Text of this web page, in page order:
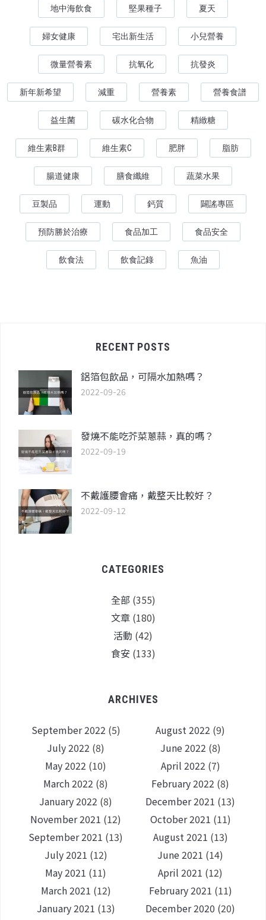
地中海飲食 堅果種子 夏天
婦女健康 宅出新生活 小兒營養
微量營養素 抗氧化 抗發炎
新年新希望 減重 營養素 營養食譜
益生菌 碳水化合物 精緻糖
維生素B群 維生素C 肥胖 脂肪
腸道健康 膳食纖維 蔬菜水果
豆製品 運動 鈣質 闢謠專區
預防勝於治療 食品加工 食品安全
飲食法 飲食記錄 魚油
RECENT POSTS
鋁箔包飲品，可隔水加熱嗎？
2022-09-26
發燒不能吃芥菜蔥蒜，真的嗎？
2022-09-19
不戴護腰會痛，戴整天比較好？
2022-09-12
CATEGORIES
全部 (355)
文章(180)
活動 (42)
食安 (133)
ARCHIVES
September 2022 (5) August 2022 (9)
July 2022 (8) June 2022 (8)
May 2022 (10) April 2022 (7)
March 2022 (8) February 2022 (8)
January 2022 (8) December 2021 (13)
November 2021 (12) October 2021 (11)
September 2021 (13) August 2021 (13)
July 2021 (12) June 2021 (14)
May 2021 (11) April 2021 (12)
March 2021 (12) February 2021 (11)
January 2021 (13) December 2020 (20)